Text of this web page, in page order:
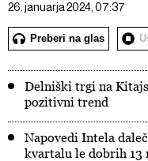
26. januarja 2024, 07:37
Preberi na glas
Delniški trgi na
pozitivni trend
Napovedi Intela
kvartalu le dobrih